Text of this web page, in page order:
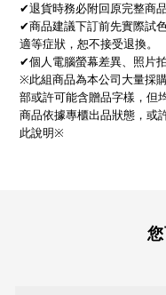
✔退貨時務必附回原完整商
✔商品建議下訂前先實際試
適等症狀，恕不接受退換。
✔個人電腦螢幕差異、照片
※此組商品為本公司大量採
部或許可能含贈品字樣，但
商品依據專櫃出品狀態，或
此說明※